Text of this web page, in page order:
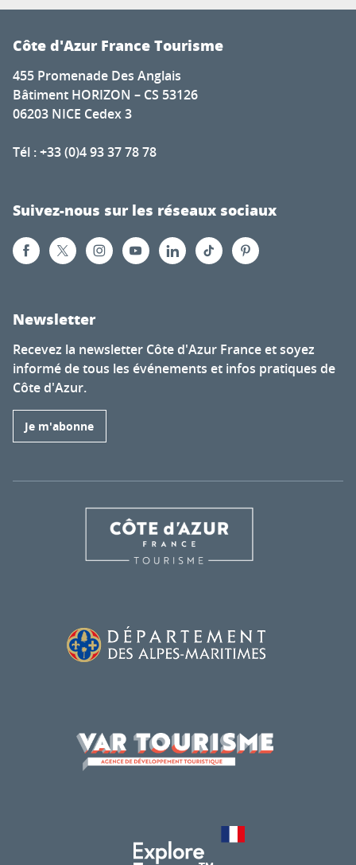
Côte d'Azur France Tourisme
455 Promenade Des Anglais
Bâtiment HORIZON – CS 53126
06203 NICE Cedex 3
Tél : +33 (0)4 93 37 78 78
Suivez-nous sur les réseaux sociaux
Newsletter
Recevez la newsletter Côte d'Azur France et soyez
informé de tous les événements et infos pratiques de
Côte d'Azur.
Je m'abonne